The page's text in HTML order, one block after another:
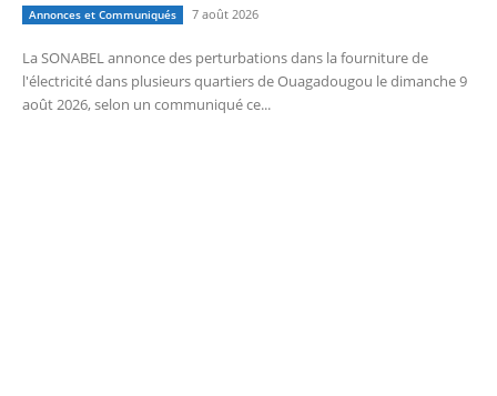
Annonces et Communiqués 7 août 2026
La SONABEL annonce des perturbations dans la fourniture de
l'électricité dans plusieurs quartiers de Ouagadougou le dimanche 9
août 2026, selon un communiqué ce...